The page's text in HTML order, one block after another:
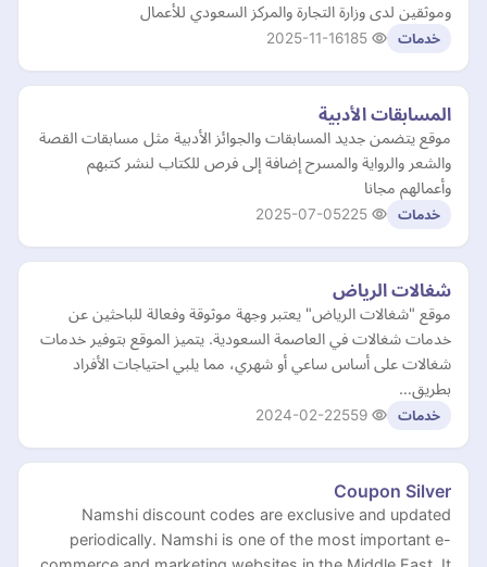
وموثقين لدى وزارة التجارة والمركز السعودي للأعمال
خدمات 2025-11-16
المسابقات الأدبية
موقع يتضمن جديد المسابقات والجوائز الأدبية مثل مسابقات القصة
والشعر والرواية والمسرح إضافة إلى فرص للكتاب لنشر كتبهم
وأعمالهم مجانا
خدمات 2025-07-05
شغالات الرياض
موقع "شغالات الرياض" يعتبر وجهة موثوقة وفعالة للباحثين عن
خدمات شغالات في العاصمة السعودية. يتميز الموقع بتوفير خدمات
شغالات على أساس ساعي أو شهري، مما يلبي احتياجات الأفراد
بطريق…
خدمات 2024-02-22
Coupon Silver
Namshi discount codes are exclusive and updated
periodically. Namshi is one of the most important e-